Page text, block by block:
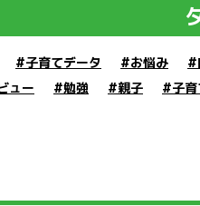
#子育てデータ #お悩み #
ュー
#勉強 #親子 #子育